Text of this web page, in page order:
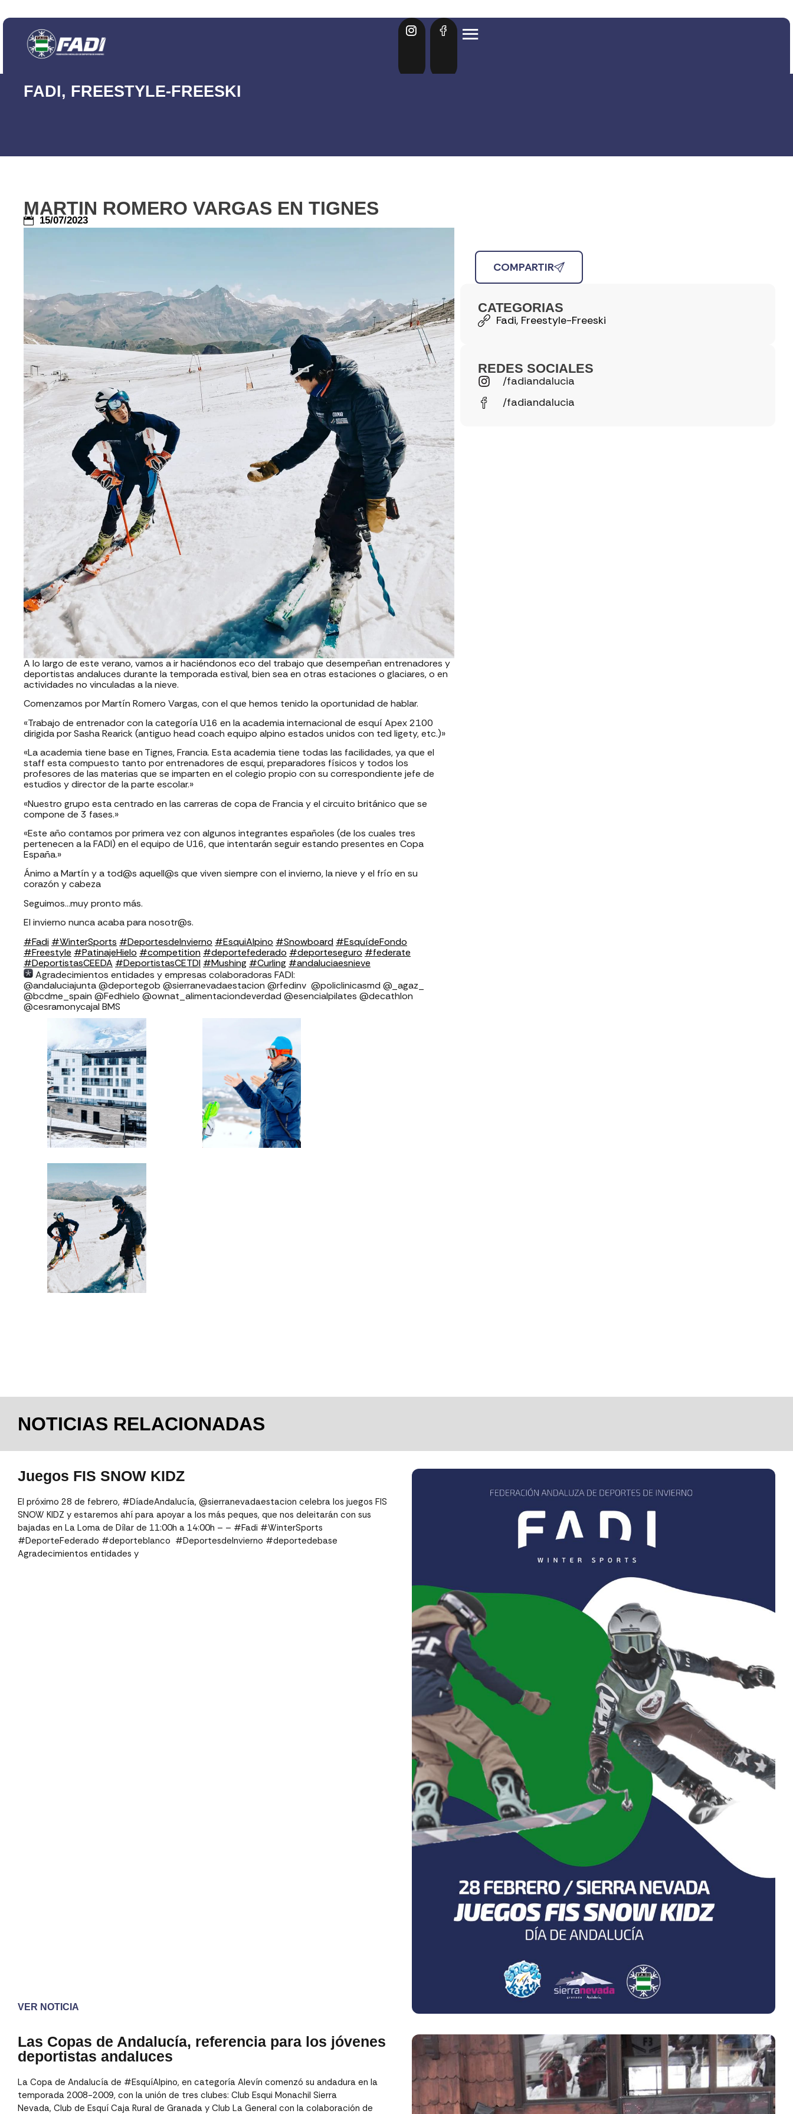
FADI, FREESTYLE-FREESKI
MARTIN ROMERO VARGAS EN TIGNES
15/07/2023
A lo largo de este verano, vamos a ir haciéndonos eco del trabajo que desempeñan entrenadores y
deportistas andaluces durante la temporada estival, bien sea en otras estaciones o glaciares, o en
actividades no vinculadas a la nieve.
Comenzamos por Martín Romero Vargas, con el que hemos tenido la oportunidad de hablar.
«Trabajo de entrenador con la categoría U16 en la academia internacional de esquí Apex 2100
dirigida por Sasha Rearick (antiguo head coach equipo alpino estados unidos con ted ligety, etc.)»
«La academia tiene base en Tignes, Francia. Esta academia tiene todas las facilidades, ya que el
staff esta compuesto tanto por entrenadores de esqui, preparadores físicos y todos los
profesores de las materias que se imparten en el colegio propio con su correspondiente jefe de
estudios y director de la parte escolar.»
«Nuestro grupo esta centrado en las carreras de copa de Francia y el circuito británico que se
compone de 3 fases.»
«Este año contamos por primera vez con algunos integrantes españoles (de los cuales tres
pertenecen a la FADI) en el equipo de U16, que intentarán seguir estando presentes en Copa
España.»
Ánimo a Martín y a tod@s aquell@s que viven siempre con el invierno, la nieve y el frío en su
corazón y cabeza
Seguimos…muy pronto más.
El invierno nunca acaba para nosotr@s.
#Fadi #WinterSports #DeportesdeInvierno #EsquiAlpino #Snowboard #EsquídeFondo
#Freestyle #PatinajeHielo #competition #deportefederado #deporteseguro #federate
#DeportistasCEEDA #DeportistasCETDI #Mushing #Curling #andaluciaesnieve
Agradecimientos entidades y empresas colaboradoras FADI: ⁣⁣⁣⁣⁣⁣⁣⁣⁣⁣⁣⁣⁣⁣⁣⁣⁣⁣
⁣⁣⁣⁣@andaluciajunta @deportegob ⁣⁣⁣@sierranevadaestacion @rfedinv ⁣⁣⁣⁣⁣⁣⁣⁣⁣⁣⁣⁣⁣⁣⁣⁣⁣ @policlinicasmd @_agaz_
@bcdme_spain @Fedhielo @ownat_alimentaciondeverdad @esencialpilates @decathlon
@cesramonycajal BMS
COMPARTIR
CATEGORIAS
Fadi, Freestyle-Freeski
REDES SOCIALES
/fadiandalucia
/fadiandalucia
NOTICIAS RELACIONADAS
Juegos FIS SNOW KIDZ
El próximo 28 de febrero, #DíadeAndalucía, @sierranevadaestacion celebra los juegos FIS
SNOW KIDZ y estaremos ahí para apoyar a los más peques, que nos deleitarán con sus
bajadas en La Loma de Dílar de 11:00h a 14:00h – – #Fadi #WinterSports
#DeporteFederado #deporteblanco ⁣⁣⁣ #DeportesdeInvierno⁣⁣⁣⁣⁣ ⁣⁣⁣#deportedebase ⁣⁣⁣⁣⁣⁣⁣⁣⁣⁣⁣
Agradecimientos entidades y
VER NOTICIA
Las Copas de Andalucía, referencia para los jóvenes
deportistas andaluces
La Copa de Andalucía de #EsquíAlpino, en categoría Alevín comenzó su andadura en la
temporada 2008-2009, con la unión de tres clubes: Club Esqui Monachil Sierra
Nevada, Club de Esquí Caja Rural de Granada y Club La General con la colaboración de